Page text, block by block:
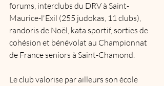
forums, interclubs du DRV à Saint-
Maurice-l'Exil (255 judokas, 11 clubs),
randoris de Noël, kata sportif, sorties de
cohésion et bénévolat au Championnat
de France seniors à Saint-Chamond.
Le club valorise par ailleurs son école